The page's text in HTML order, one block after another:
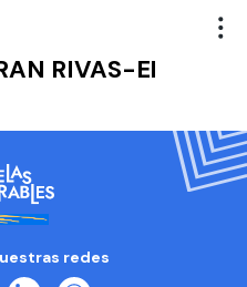
RIVAS-El
redes